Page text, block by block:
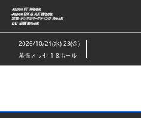
ス
キ
ッ
し
む
2026/10/21(水)-23(金)
幕張メッセ 1-8ホール